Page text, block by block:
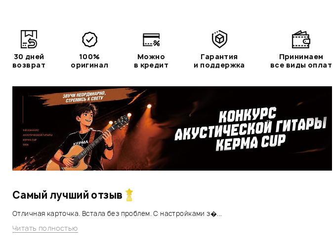
30 дней
возврат
100%
оригинал
Можно
в кредит
Гарантия
и поддержка
Принимаем
все виды оплат
Самый лучший отзыв
Отличная карточка. Встала без проблем. С настройками з�...
Читать полностью